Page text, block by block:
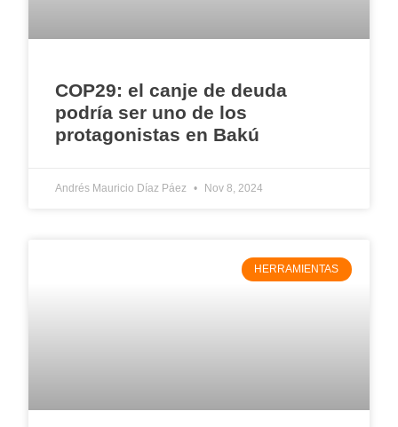
COP29: el canje de deuda
podría ser uno de los
protagonistas en Bakú
Andrés Mauricio Díaz Páez Nov 8, 2024
HERRAMIENTAS